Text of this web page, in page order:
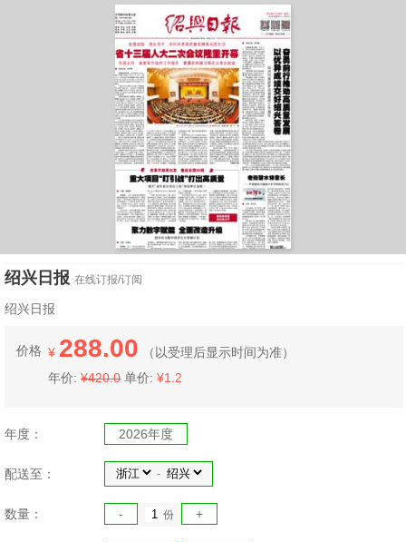
绍兴日报在线订报/订阅
绍兴日报
价格 ¥ 288.00 （ 以受理后显示时间为准）
年价:¥420.0单价:¥1.2
年度： 2026年度
配送至： -
数量： - 份 +